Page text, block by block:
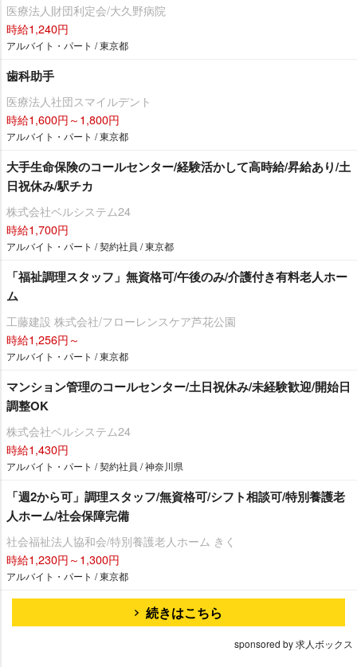
医療法人財団利定会/大久野病院
時給1,240円
アルバイト・パート / 東京都
歯科助手
医療法人社団スマイルデント
時給1,600円～1,800円
アルバイト・パート / 東京都
大手生命保険のコールセンター/経験活かして高時給/昇給あり/土
日祝休み/駅チカ
株式会社ベルシステム24
時給1,700円
アルバイト・パート / 契約社員 / 東京都
「福祉調理スタッフ」無資格可/午後のみ/介護付き有料老人ホー
ム
工藤建設 株式会社/フローレンスケア芦花公園
時給1,256円～
アルバイト・パート / 東京都
マンション管理のコールセンター/土日祝休み/未経験歓迎/開始日
調整OK
株式会社ベルシステム24
時給1,430円
アルバイト・パート / 契約社員 / 神奈川県
「週2から可」調理スタッフ/無資格可/シフト相談可/特別養護老
人ホーム/社会保障完備
社会福祉法人協和会/特別養護老人ホーム きく
時給1,230円～1,300円
アルバイト・パート / 東京都
続きはこちら
sponsored by 求人ボックス